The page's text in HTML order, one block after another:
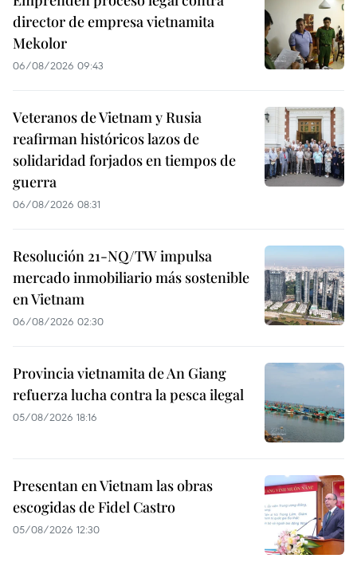
director de empresa vietnamita
Mekolor
06/08/2026 09:43
Veteranos de Vietnam y Rusia
reafirman históricos lazos de
solidaridad forjados en tiempos de
guerra
06/08/2026 08:31
Resolución 21-NQ/TW impulsa
mercado inmobiliario más sostenible
en Vietnam
06/08/2026 02:30
Provincia vietnamita de An Giang
refuerza lucha contra la pesca ilegal
05/08/2026 18:16
Presentan en Vietnam las obras
escogidas de Fidel Castro
05/08/2026 12:30